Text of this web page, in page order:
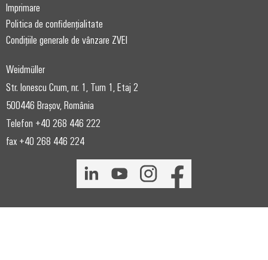
Imprimare
Politica de confidențialitate
Condițiile generale de vânzare ZVEI
Weidmüller
Str. Ionescu Crum, nr. 1, Turn 1, Etaj 2
500446 Brașov, România
Telefon +40 268 446 222
fax +40 268 446 224